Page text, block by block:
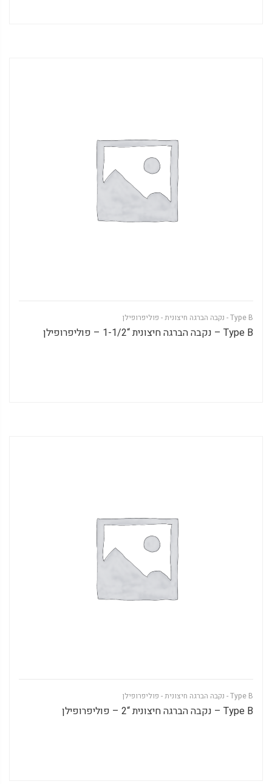
Type B - נקבה הברגה חיצונית - פוליפרופילן
Type B – נקבה הברגה חיצונית “1-1/2 – פוליפרופילן
Type B - נקבה הברגה חיצונית - פוליפרופילן
Type B – נקבה הברגה חיצונית “2 – פוליפרופילן